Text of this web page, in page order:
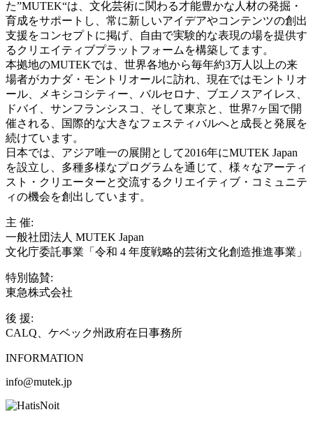
た”MUTEK“は、文化芸術に関わる才能豊かな人材の発掘・
育成をサポートし、常に新しいアイデアやコンテンツの創出
支援をコンセプトに掲げ、自由で実験的な表現の場を提供す
るクリエイティブプラットフォームを構築してます。
本拠地のMUTEKでは、世界各地から毎年約3万人以上の来
場者がカナダ・モントリオールに訪れ、現在ではモントリオ
ール、メキシコシティー、バルセロナ、ブエノスアイレス、
ドバイ、サンフランシスコ、そして東京と、世界7ヶ国で開
催される、国際的な大きなフェスティバルへと成長と発展を
続けています。
日本では、アジア唯一の展開として2016年にMUTEK Japan
を設立し、多種多様なプログラムを通じて、様々なアーティ
スト・クリエーターと交流するクリエイティブ・コミュニテ
ィの機会を創出しています。
主 催:
一般社団法人 MUTEK Japan
文化庁委託事業「令和 4 年度戦略的芸術文化創造推進事業」
特別協賛:
東急株式会社
後 援:
CALQ、ケベック州政府在日事務所
INFORMATION
info@mutek.jp